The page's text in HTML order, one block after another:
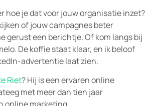
hoe je dat voor jouw organisatie inzet?
of jouw campagnes beter
gerust een berichtje. Of kom langs bij
De koffie staat klaar, en ik beloof
advertentie laat zien.
Riet? Hij is een ervaren online
met meer dan tien jaar